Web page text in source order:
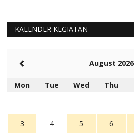
KALENDER KEGIATAN
August 2026
Mon Tue Wed Thu
3 4 5 6